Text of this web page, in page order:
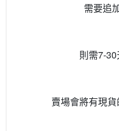
需要追
則需7-30
賣場會將有現